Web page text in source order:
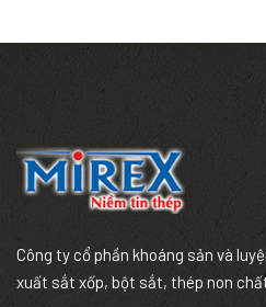
Công ty cổ phần khoáng sản và
xuất sắt xốp, bột sắt, thép non